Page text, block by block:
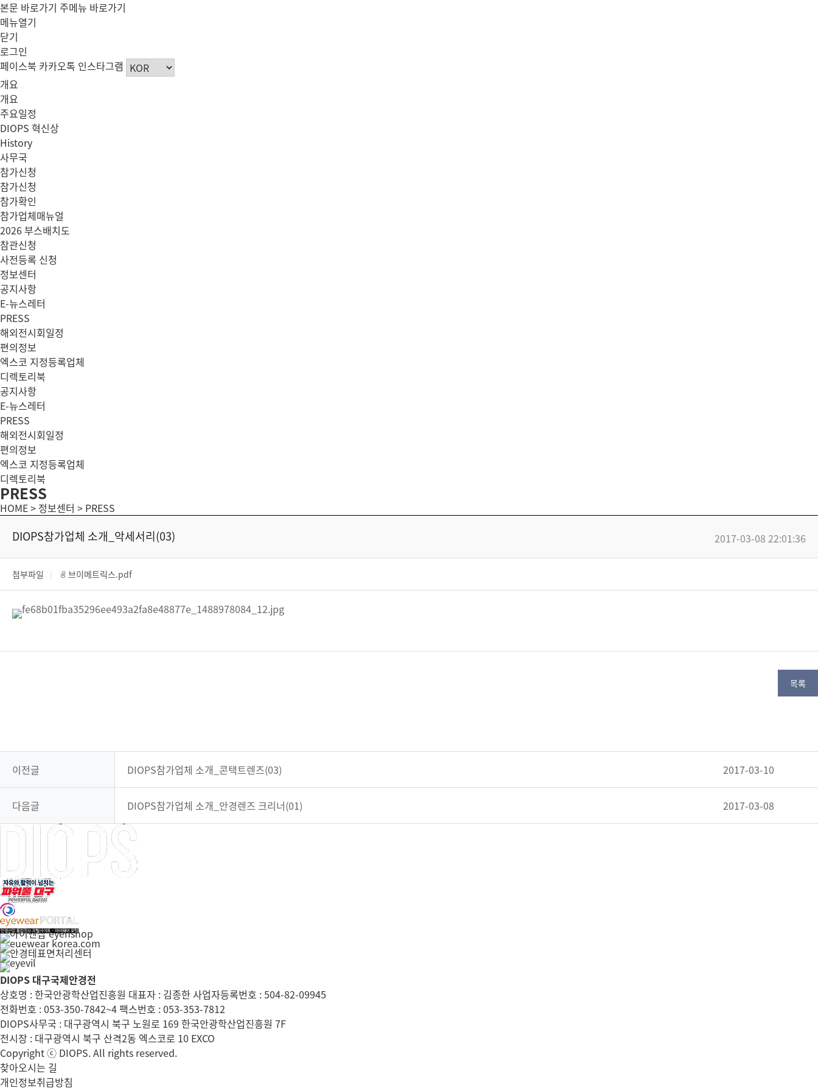
본문 바로가기 주메뉴 바로가기
메뉴열기
닫기
로그인
페이스북 카카오톡 인스타그램
개요
개요
주요일정
DIOPS 혁신상
History
사무국
참가신청
참가신청
참가확인
참가업체매뉴얼
2026 부스배치도
참관신청
사전등록 신청
정보센터
공지사항
E-뉴스레터
PRESS
해외전시회일정
편의정보
엑스코 지정등록업체
디렉토리북
공지사항
E-뉴스레터
PRESS
해외전시회일정
편의정보
엑스코 지정등록업체
디렉토리북
PRESS
HOME > 정보센터 > PRESS
DIOPS참가업체 소개_악세서리(03) 2017-03-08 22:01:36
첨부파일 브이메트릭스.pdf
목록
이전글 DIOPS참가업체 소개_콘택트렌즈(03) 2017-03-10
다음글 DIOPS참가업체 소개_안경렌즈 크리너(01) 2017-03-08
DIOPS 대구국제안경전
상호명 : 한국안광학산업진흥원 대표자 : 김종한 사업자등록번호 : 504-82-09945
전화번호 : 053-350-7842~4 팩스번호 : 053-353-7812
DIOPS사무국 : 대구광역시 북구 노원로 169 한국안광학산업진흥원 7F
전시장 : 대구광역시 북구 산격2동 엑스코로 10 EXCO
Copyright ⓒ DIOPS. All rights reserved.
찾아오시는 길
개인정보취급방침